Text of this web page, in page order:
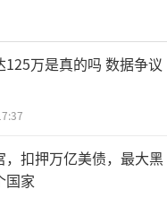
125万是真的吗 数据争议
，扣押万亿美债，最大黑
国家